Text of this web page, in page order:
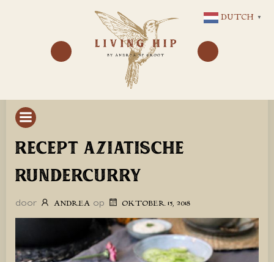
NAAR
DE
INHOUD
RECEPT AZIATISCHE
RUNDERCURRY
door ANDREA op OKTOBER 15, 2018
DUTCH ▼